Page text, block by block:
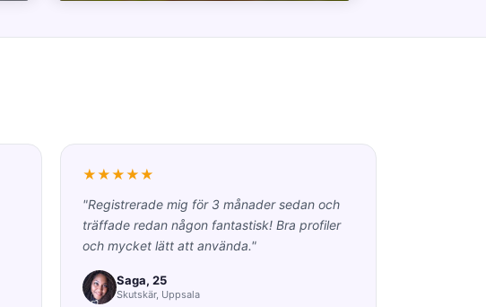
★★★★★
"Registrerade mig för 3 månader sedan och
träffade redan någon fantastisk! Bra profiler
och mycket lätt att använda."
Saga, 25
Skutskär, Uppsala